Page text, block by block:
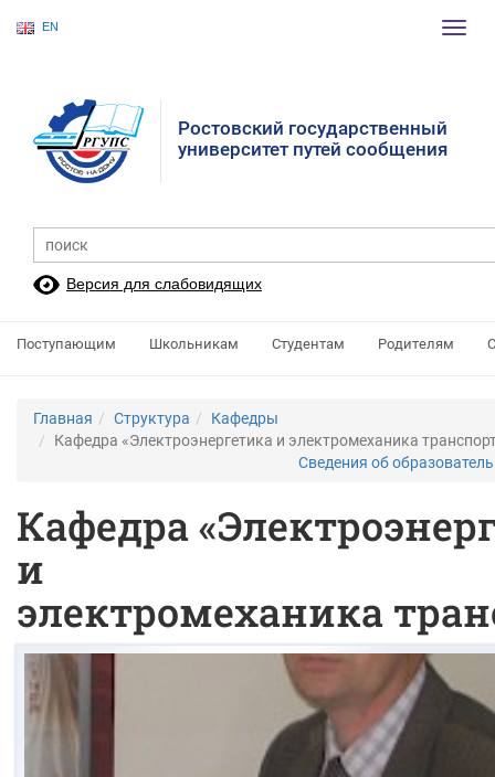
EN
Ростовский государственный
университет путей сообщения
Версия для слабовидящих
Поступающим Школьникам Студентам Родителям
Главная Структура
Кафедры
Кафедра «Электроэнергетика и электромеханика
Сведения об
Кафедра
и
электромеханика